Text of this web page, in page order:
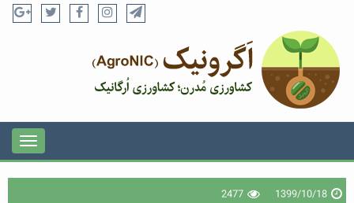
1399/10/18
2477